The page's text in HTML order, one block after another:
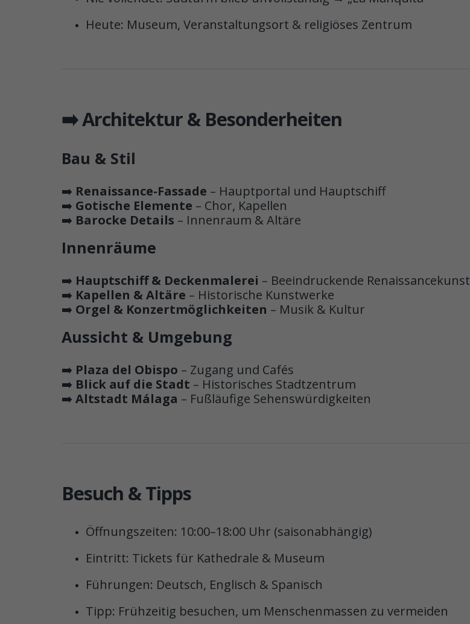
Heute: Museum, Veranstaltungsort & religiöses Zentrum
➡️ Architektur & Besonderheiten
Bau & Stil
➡️ Renaissance-Fassade – Hauptportal und Hauptschiff
➡️ Gotische Elemente – Chor, Kapellen
➡️ Barocke Details – Innenraum & Altäre
Innenräume
➡️ Hauptschiff & Deckenmalerei – Beeindruckende Renaissancekunst
➡️ Kapellen & Altäre – Historische Kunstwerke
➡️ Orgel & Konzertmöglichkeiten – Musik & Kultur
Aussicht & Umgebung
➡️ Plaza del Obispo – Zugang und Cafés
➡️ Blick auf die Stadt – Historisches Stadtzentrum
➡️ Altstadt Málaga – Fußläufige Sehenswürdigkeiten
Besuch & Tipps
Öffnungszeiten: 10:00–18:00 Uhr (saisonabhängig)
Eintritt: Tickets für Kathedrale & Museum
Führungen: Deutsch, Englisch & Spanisch
Tipp: Frühzeitig besuchen, um Menschenmassen zu vermeiden